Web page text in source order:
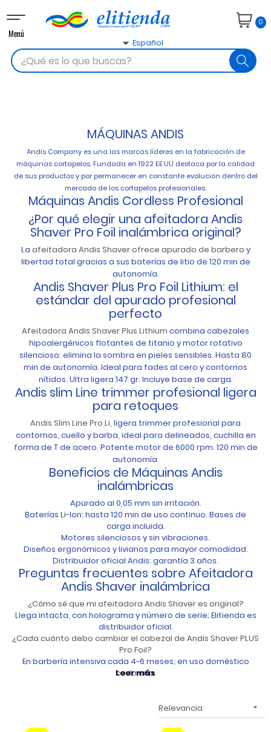
Navegación
de
palanca
Menú
0
Español

MÁQUINAS ANDIS
Andis Company es una las marcas líderes en la fabricación de
máquinas cortapelos. Fundada en 1922 EE.UU destaca por la calidad
de sus productos y por permanecer en constante evolución dentro del
mercado de los cortapelos profesionales.
Máquinas Andis Cordless Profesional
¿Por qué elegir una afeitadora Andis
Shaver Pro Foil inalámbrica original?
La afeitadora Andis Shaver ofrece apurado de barbero y
libertad total gracias a sus baterías de litio de 120 min de
autonomía.
Andis Shaver Plus Pro Foil Lithium: el
estándar del apurado profesional
perfecto
Afeitadora Andis Shaver Plus Lithium combina cabezales
hipoalergénicos flotantes de titanio y motor rotativo
silencioso: elimina la sombra en pieles sensibles. Hasta 80
min de autonomía. Ideal para fades al cero y contornos
nítidos. Ultra ligera 147 gr. Incluye base de carga.
Andis slim Line trimmer profesional ligera
para retoques
Andis Slim Line Pro Li, ligera trimmer profesional para
contornos, cuello y barba, ideal para delineados, cuchilla en
forma de T de acero. Potente motor de 6000 rpm. 120 min de
autonomía.
Beneficios de Máquinas Andis
inalámbricas
Apurado al 0,05 mm sin irritación.
Baterías Li-Ion: hasta 120 min de uso continuo. Bases de
carga incluida.
Motores silenciosos y sin vibraciones.
Diseños ergonómicos y livianos para mayor comodidad.
Distribuidor oficial Andis: garantía 3 años.
Preguntas frecuentes sobre Afeitadora
Andis Shaver inalámbrica
¿Cómo sé que mi afeitadora Andis Shaver es original?
Llega intacta, con holograma y número de serie; Elitienda es
distribuidor oficial.
¿Cada cuánto debo cambiar el cabezal de Andis Shaver PLUS
Pro Foil?
En barbería intensiva cada 4-6 meses; en uso doméstico
cada año.
Leer más
Relevancia 